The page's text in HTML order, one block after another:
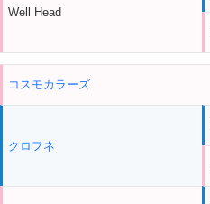
Well Head
コスモカラーズ
クロフネ